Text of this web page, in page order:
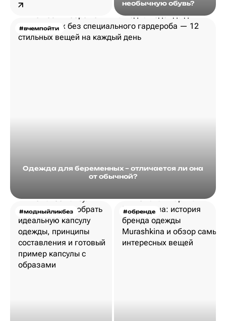
необычную обувь?
#вчемпойти
Одежда для беременных – отличается ли она
от обычной?
#модныйликбез #обренде